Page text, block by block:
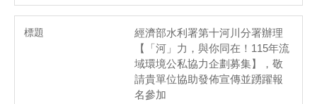
經濟部水利署第十河川分署辦理
【「河」力，與你同在！115年流
域環境公私協力企劃募集】，敬
請貴單位協助發佈宣傳並踴躍報
名參加